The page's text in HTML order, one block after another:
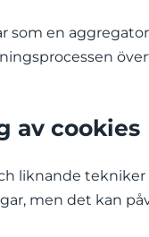
som en
av cookies
liknande
men det kan